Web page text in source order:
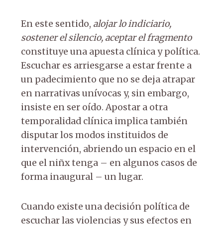
En este sentido, alojar lo indiciario,
sostener el silencio, aceptar el fragmento
constituye una apuesta clínica y política.
Escuchar es arriesgarse a estar frente a
un padecimiento que no se deja atrapar
en narrativas unívocas y, sin embargo,
insiste en ser oído. Apostar a otra
temporalidad clínica implica también
disputar los modos instituidos de
intervención, abriendo un espacio en el
que el niñx tenga – en algunos casos de
forma inaugural – un lugar.
Cuando existe una decisión política de
escuchar las violencias y sus efectos en